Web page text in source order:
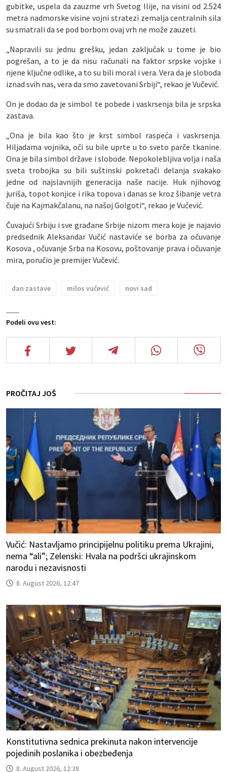
Podeli ovu vest:
gubitke, uspela da zauzme vrh Svetog Ilije, na visini od 2.524
metra nadmorske visine vojni stratezi zemalja centralnih sila
su smatrali da se pod borbom ovaj vrh ne može zauzeti.
„Napravili su jednu grešku, jedan zaključak u tome je bio
pogrešan, a to je da nisu računali na faktor srpske vojske i
njene ključne odlike, a to su bili moral i vera. Vera da je sloboda
iznad svih nas, vera da smo zavetovani Srbiji“, rekao je Vučević.
On je dodao da je simbol te pobede i vaskrsenja bila je srpska
zastava.
„Ona je bila kao što je krst simbol raspeća i vaskrsenja.
Hiljadama vojnika, oči su bile uprte u to sveto parče tkanine.
Ona je bila simbol države i slobode. Nepokolebljiva volja i naša
sveta trobojka su bili suštinski pokretači delanja svakako
jedne od najslavnijih generacija naše nacije. Huk njihovog
juriša, topot konjice i rika topova i danas se kroz šibanje vetra
čuje na Kajmakčalanu, na našoj Golgoti“, rekao je Vučević.
Čuvajući Srbiju i sve građane Srbije nizom mera koje je najavio
predsednik Aleksandar Vučić nastaviće se borba za očuvanje
Kosova , očuvanje Srba na Kosovu, poštovanje prava i očuvanje
mira, poručio je premijer Vučević.
dan zastave milos vučević novi sad
PROČITAJ JOŠ
Vučić: Nastavljamo principijelnu politiku prema Ukrajini,
nema “ali”; Zelenski: Hvala na podršci ukrajinskom
narodu i nezavisnosti
8. August 2026, 12:47
Konstitutivna sednica prekinuta nakon intervencije
pojedinih poslanika i obezbeđenja
8. August 2026, 12:38